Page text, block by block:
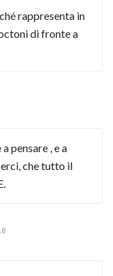
rappresenta in
di fronte a
pensare , e a
che tutto il